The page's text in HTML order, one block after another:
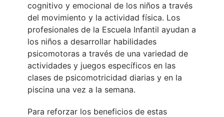
cognitivo y emocional de los niños a través
del movimiento y la actividad física. Los
profesionales de la Escuela Infantil ayudan a
los niños a desarrollar habilidades
psicomotoras a través de una variedad de
actividades y juegos específicos en las
clases de psicomotricidad diarias y en la
piscina una vez a la semana.
Para reforzar los beneficios de estas